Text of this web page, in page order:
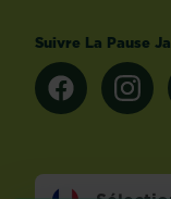
Suivre La Pause